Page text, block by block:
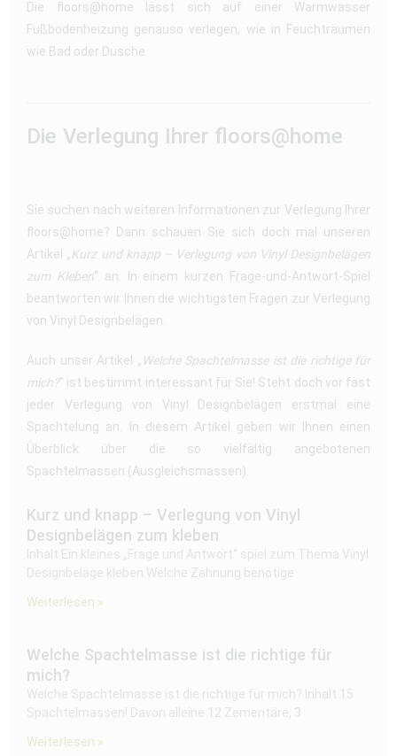
Die floors@home lässt sich auf einer Warmwasser
Fußbodenheizung genauso verlegen, wie in Feuchträumen
wie Bad oder Dusche.
Die Verlegung Ihrer floors@home
Sie suchen nach weiteren Informationen zur Verlegung Ihrer
floors@home? Dann schauen Sie sich doch mal unseren
Artikel „Kurz und knapp – Verlegung von Vinyl Designbelägen
zum Kleben“ an. In einem kurzen Frage-und-Antwort-Spiel
beantworten wir Ihnen die wichtigsten Fragen zur Verlegung
von Vinyl Designbelägen.
Auch unser Artikel „ Welche Spachtelmasse ist die richtige für
mich?“ ist bestimmt interessant für Sie! Steht doch vor fast
jeder Verlegung von Vinyl Designbelägen erstmal eine
Spachtelung an. In diesem Artikel geben wir Ihnen einen
Überblick über die so vielfältig angebotenen
Spachtelmassen (Ausgleichsmassen).
Kurz und knapp – Verlegung von Vinyl
Designbelägen zum kleben
Inhalt Ein kleines „Frage und Antwort“ spiel zum Thema Vinyl
Designbeläge kleben Welche Zahnung benötige
Weiterlesen »
Welche Spachtelmasse ist die richtige für
mich?
Welche Spachtelmasse ist die richtige für mich? Inhalt 15
Spachtelmassen! Davon alleine 12 Zementäre, 3
Weiterlesen »